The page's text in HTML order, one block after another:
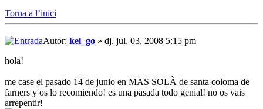
Torna a l’inici
Autor: kel_go » dj. jul. 03, 2008 5:15 pm
hola!
me case el pasado 14 de junio en MAS SOLÀ de santa coloma de
farners y os lo recomiendo! es una pasada todo genial! no os vais
arrepentir!